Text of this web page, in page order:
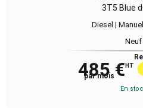
3T5 Blue
Diesel |
Neuf
485 € HT
par mois
En